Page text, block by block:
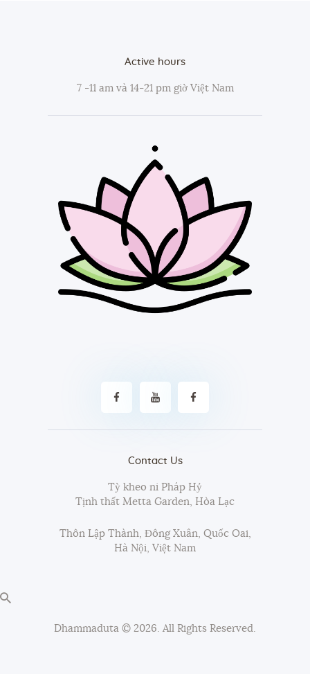
Active hours
7 -11 am và 14-21 pm giờ Việt Nam
Contact Us
Tỳ kheo ni Pháp Hỷ
Tịnh thất Metta Garden, Hòa Lạc
Thôn Lập Thành, Đông Xuân, Quốc Oai,
Hà Nội, Việt Nam
Dhammaduta © 2026. All Rights Reserved.